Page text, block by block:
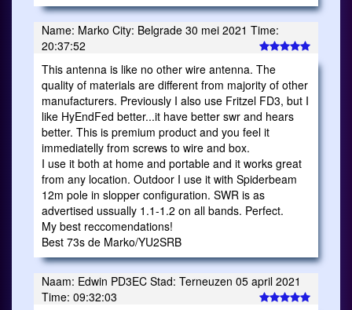
Name: Marko City: Belgrade 30 mei 2021 Time:
20:37:52
This antenna is like no other wire antenna. The
quality of materials are different from majority of other
manufacturers. Previously I also use Fritzel FD3, but I
like HyEndFed better...it have better swr and hears
better. This is premium product and you feel it
immediatelly from screws to wire and box.
I use it both at home and portable and it works great
from any location. Outdoor I use it with Spiderbeam
12m pole in slopper configuration. SWR is as
advertised ussually 1.1-1.2 on all bands. Perfect.
My best reccomendations!
Best 73s de Marko/YU2SRB
Naam: Edwin PD3EC Stad: Terneuzen 05 april 2021
Time: 09:32:03